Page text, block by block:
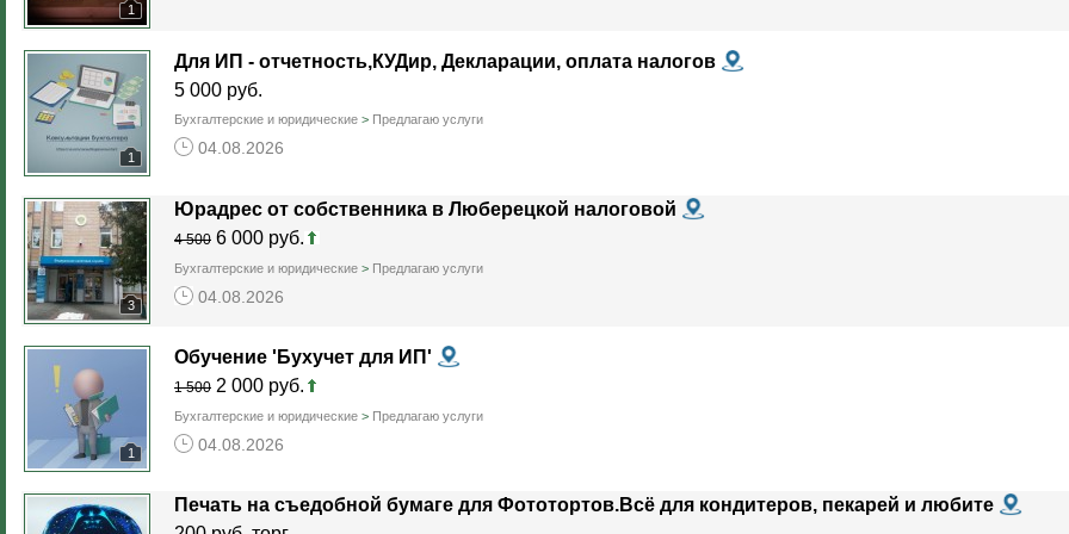
1
1
Для ИП - отчетность,КУДир, Декларации, оплата налогов
5 000 руб.
Бухгалтерские и юридические > Предлагаю услуги
04.08.2026
3
Юрадрес от собственника в Люберецкой налоговой
4 500 6 000 руб.
Бухгалтерские и юридические > Предлагаю услуги
04.08.2026
1
Обучение 'Бухучет для ИП'
1 500 2 000 руб.
Бухгалтерские и юридические > Предлагаю услуги
04.08.2026
Печать на съедобной бумаге для Фототортов.Всё для кондитеров, пекарей и любите